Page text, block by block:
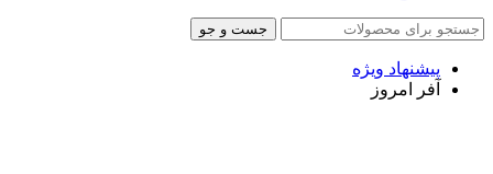
جست و جو
پیشنهاد ویژه
آفر امروز